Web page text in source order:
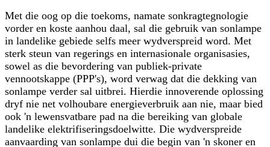
Met die oog op die toekoms, namate sonkragtegnologie
vorder en koste aanhou daal, sal die gebruik van sonlampe
in landelike gebiede selfs meer wydverspreid word. Met
sterk steun van regerings en internasionale organisasies,
sowel as die bevordering van publiek-private
vennootskappe (PPP's), word verwag dat die dekking van
sonlampe verder sal uitbrei. Hierdie innoverende oplossing
dryf nie net volhoubare energieverbruik aan nie, maar bied
ook 'n lewensvatbare pad na die bereiking van globale
landelike elektrifiseringsdoelwitte. Die wydverspreide
aanvaarding van sonlampe dui die begin van 'n skoner en